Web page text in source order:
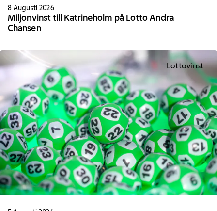
8 Augusti 2026
Miljonvinst till Katrineholm på Lotto Andra
Chansen
Lottovinst